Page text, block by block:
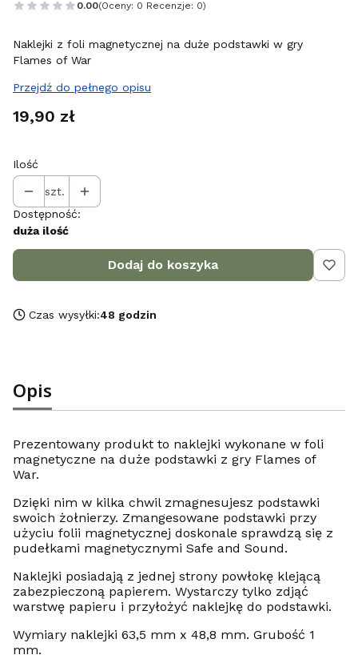
0.00(Oceny: 0 Recenzje: 0)
Naklejki z foli magnetycznej na duże podstawki w gry
Flames of War
Przejdź do pełnego opisu
Cena
19,90 zł
Ilość
szt.
Dostępność:
duża ilość
Dodaj do koszyka
Czas wysyłki:48 godzin
Opis
Prezentowany produkt to naklejki wykonane w foli
magnetyczne na duże podstawki z gry Flames of
War.
Dzięki nim w kilka chwil zmagnesujesz podstawki
swoich żołnierzy. Zmangesowane podstawki przy
użyciu folii magnetycznej doskonale sprawdzą się z
pudełkami magnetycznymi Safe and Sound.
Naklejki posiadają z jednej strony powłokę klejącą
zabezpieczoną papierem. Wystarczy tylko zdjąć
warstwę papieru i przyłożyć naklejkę do podstawki.
Wymiary naklejki 63,5 mm x 48,8 mm. Grubość 1
mm.